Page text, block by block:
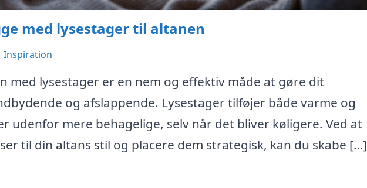
med lysestager til altanen
Inspiration
med lysestager er en nem og effektiv måde at gøre dit
og afslappende. Lysestager tilføjer både varme og
udenfor mere behagelige, selv når det bliver køligere. Ved at
til din altans stil og placere dem strategisk, kan du skabe […]